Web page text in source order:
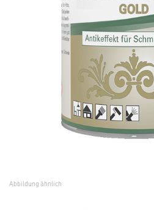
Abbildung ähnlich